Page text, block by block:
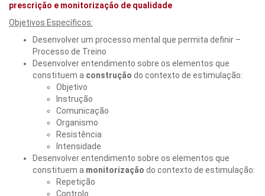
prescrição e monitorização de qualidade
Objetivos Específicos:
Desenvolver um processo mental que permita definir –
Processo de Treino
Desenvolver entendimento sobre os elementos que
constituem a construção do contexto de estimulação:
Objetivo
Instrução
Comunicação
Organismo
Resistência
Intensidade
Desenvolver entendimento sobre os elementos que
constituem a monitorização do contexto de estimulação:
Repetição
Controlo